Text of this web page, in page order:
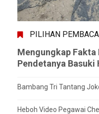
PILIHAN
Mengungkap
Pendetanya Basuki
Bambang Tri Tantang
Heboh Video Pegawai